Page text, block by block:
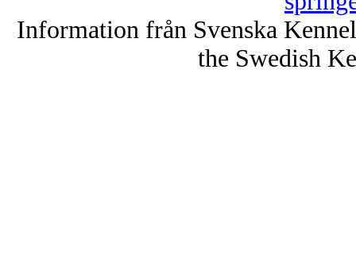
Information från Svenska
the Swedish